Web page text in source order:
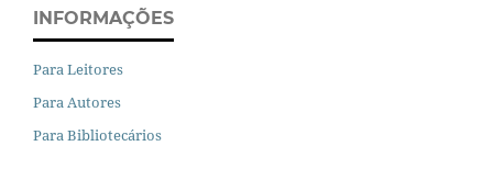
INFORMAÇÕES
Para Leitores
Para Autores
Para Bibliotecários